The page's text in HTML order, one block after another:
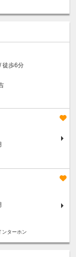
/ 徒歩6分
ンターホン